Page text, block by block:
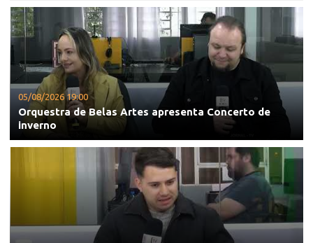
05/08/2026 19:00
Orquestra de Belas Artes apresenta Concerto de
inverno